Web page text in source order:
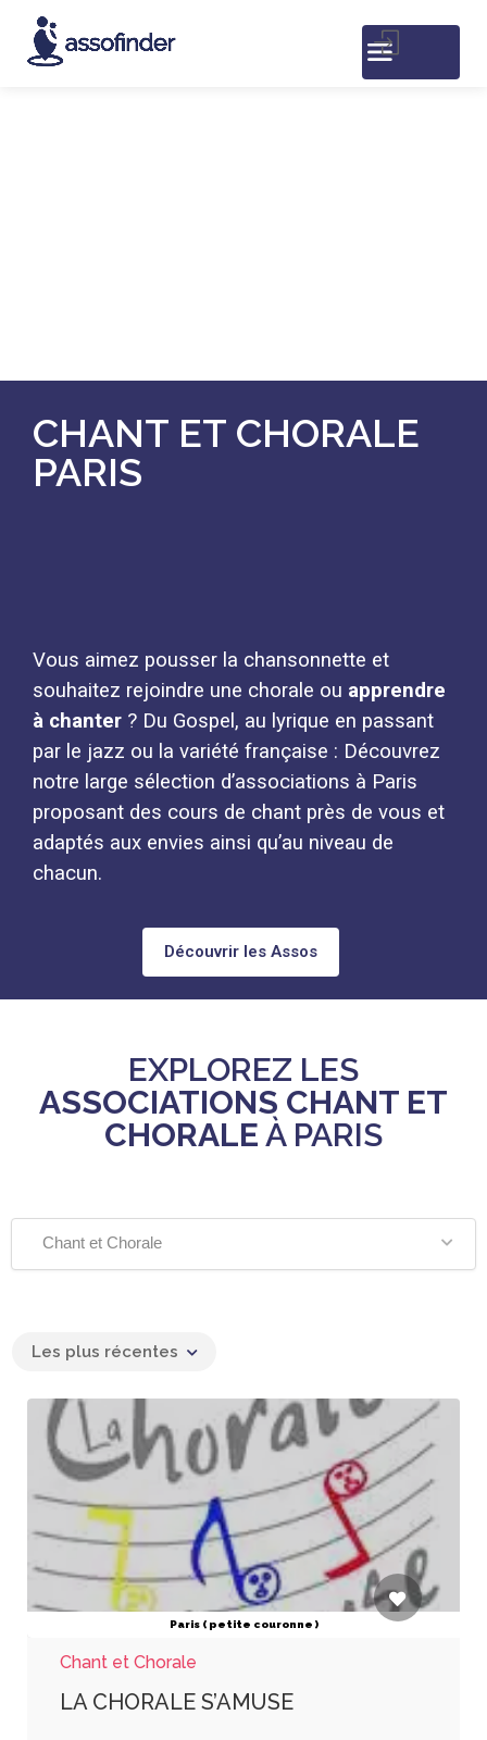
CHANT ET CHORALE
PARIS
Vous aimez pousser la chansonnette et
souhaitez rejoindre une chorale ou apprendre
à chanter ? Du Gospel, au lyrique en passant
par le jazz ou la variété française : Découvrez
notre large sélection d’associations à Paris
proposant des cours de chant près de vous et
adaptés aux envies ainsi qu’au niveau de
chacun.
Découvrir les Assos
EXPLOREZ LES
ASSOCIATIONS CHANT ET
CHORALE À PARIS
Chant et Chorale
Les plus récentes
Paris ( petite couronne )
Chant et Chorale
LA CHORALE S’AMUSE